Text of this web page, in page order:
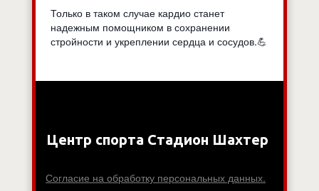
Только в таком случае кардио станет
надежным помощником в сохранении
стройности и укреплении сердца и сосудов.💪
Центр спорта Стадион Шахтер
Согласие на обработку персональных данных.